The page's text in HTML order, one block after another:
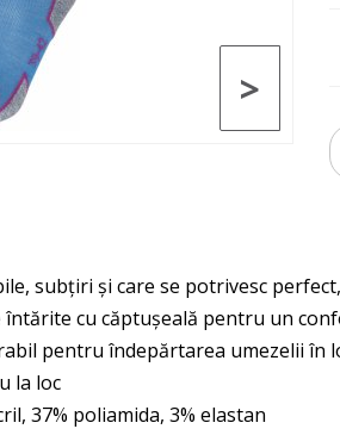
>
subțiri și care se potrivesc
întărite cu căptușeală pentru un
pentru îndepărtarea umezelii în
la loc
37% poliamida, 3% elastan